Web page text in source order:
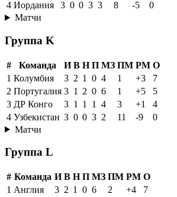
4 Иордания 3 0 0 3 3 8 -5
0
Матчи
Группа K
# Команда И В Н П МЗ ПМ РМ О
1 Колумбия 3 2 1 0 4 1 +3
7
2 Португалия 3 1 2 0 6 1 +5
5
3 ДР Конго 3 1 1 1 4 3 +1
4
4 Узбекистан 3 0 0 3 2 11 -9
0
Матчи
Группа L
# Команда И В Н П МЗ ПМ РМ О
1 Англия 3 2 1 0 6 2 +4
7